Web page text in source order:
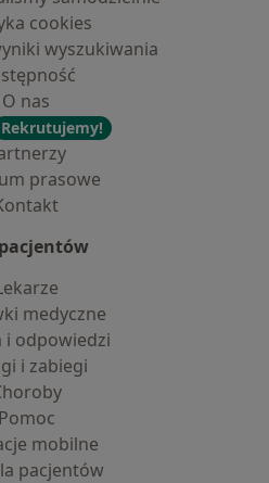
cookies
wyszukiwania
O nas
Rekrutujemy!
prasowe
medyczne
i odpowiedzi
i zabiegi
Pomoc
mobilne
pacjentów